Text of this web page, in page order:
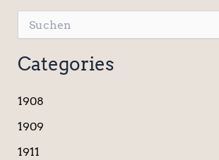
u
c
h
n
a
h
Categories
1908
1909
1911